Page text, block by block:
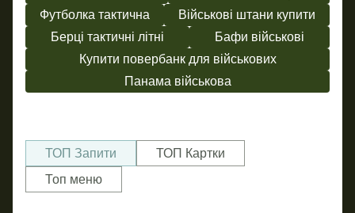
Футболка тактична
Військові штани купити
Берці тактичні літні
Бафи військові
Купити повербанк для військових
Панама військова
ТОП Запити
ТОП Картки
Топ меню